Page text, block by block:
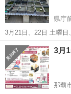
県庁
3月21日、22日 土曜日
出品致します。 格安
沖縄 那覇市
3月
那覇